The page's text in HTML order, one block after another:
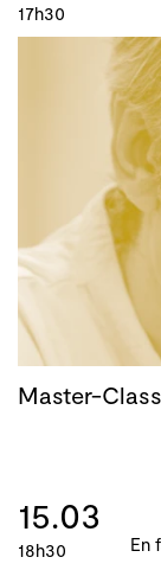
17h30
Master-
15.03
18h30